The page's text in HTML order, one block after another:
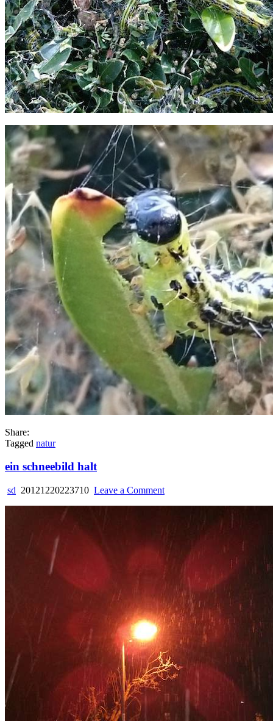
Share:
Tagged natur
ein schneebild halt
sd 20121220223710 Leave a Commenton